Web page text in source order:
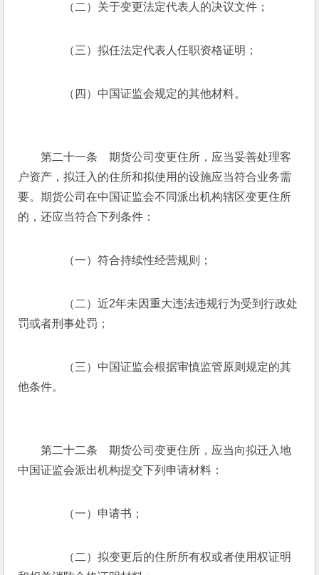
（二）关于变更法定代表人的决议文件；
（三）拟任法定代表人任职资格证明；
（四）中国证监会规定的其他材料。
第二十一条　期货公司变更住所，应当妥善处理客
户资产，拟迁入的住所和拟使用的设施应当符合业务需
要。期货公司在中国证监会不同派出机构辖区变更住所
的，还应当符合下列条件：
（一）符合持续性经营规则；
（二）近2年未因重大违法违规行为受到行政处
罚或者刑事处罚；
（三）中国证监会根据审慎监管原则规定的其
他条件。
第二十二条　期货公司变更住所，应当向拟迁入地
中国证监会派出机构提交下列申请材料：
（一）申请书；
（二）拟变更后的住所所有权或者使用权证明